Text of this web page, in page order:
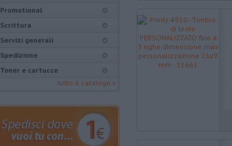
Promotional
Scrittura
Servizi generali
Spedizione
Toner e cartucce
tutto il catalogo »